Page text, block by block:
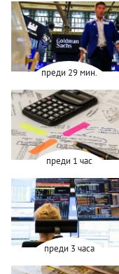
преди 29 мин.
преди 1 час
преди 3 часа